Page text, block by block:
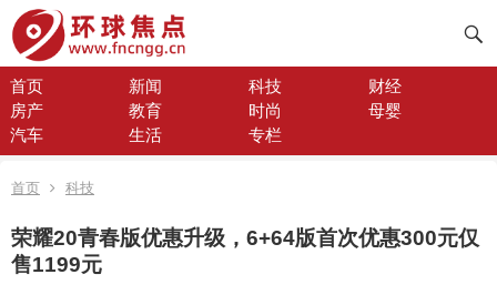
首页 新闻 科技
财经
房产
教育 时尚
母婴
汽车
生活 专栏
首页 科技
荣耀20青春版优惠升级，6+64版首次优惠300元仅
售1199元